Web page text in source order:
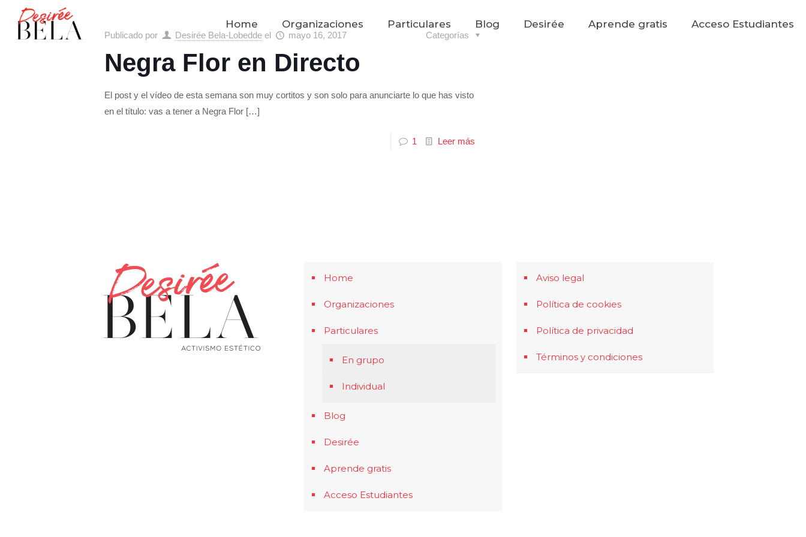
Home Organizaciones Particulares Blog Desirée Aprende gratis Acceso Estudiantes
Publicado por Desirée Bela-Lobedde el mayo 16, 2017 Categorías
Negra Flor en Directo
El post y el vídeo de esta semana son muy cortitos y son solo para anunciarte lo que has visto
en el título: vas a tener a Negra Flor […]
1 Leer más
Home
Organizaciones
Particulares
En grupo
Individual
Blog
Desirée
Aprende gratis
Acceso Estudiantes
Aviso legal
Política de cookies
Política de privacidad
Términos y condiciones